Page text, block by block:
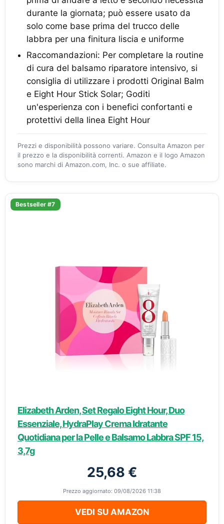
durante la giornata; può essere usato da
solo come base prima del trucco delle
labbra per una finitura liscia e uniforme
Raccomandazioni: Per completare la routine
di cura del balsamo riparatore intensivo, si
consiglia di utilizzare i prodotti Original Balm
e Eight Hour Stick Solar; Goditi
un'esperienza con i benefici confortanti e
protettivi della linea Eight Hour
Prezzi e disponibilità possono variare. Consulta Amazon per
il prezzo e la disponibilità correnti. Amazon e il logo Amazon
sono marchi di Amazon.com, Inc. o sue affiliate.
Bestseller #7
Elizabeth Arden, Set Regalo Eight Hour, Duo
Essenziale, HydraPlay Crema Idratante
Quotidiana per la Pelle e Balsamo Labbra SPF 15,
3,7g
25,68 €
Prezzo aggiornato: 09/08/2026 11:38
VEDI SU AMAZON